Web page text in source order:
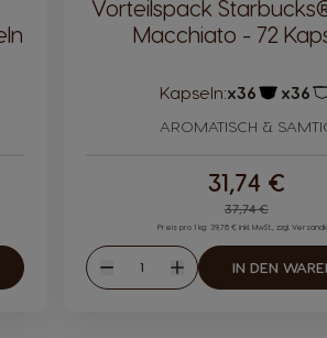
Vorteilspack
Macchiato - 72
Kapseln:x36 x36
AROMATISCH &
Regular Price
37,74 €
31,74 €
Preis pro 1 kg: 39,78 € inkl. MwSt., zzgl.
Abnahme
Menge
Zunahme
IN DEN